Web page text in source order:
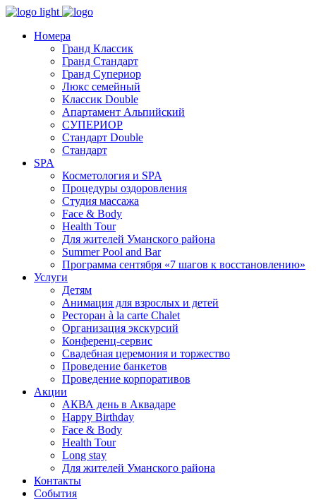
Номера
Гранд Классик
Гранд Стандарт
Гранд Супериор
Люкс семейный
Классик Double
Апартамент Альпийский
СУПЕРИОР
Стандарт Double
Стандарт
SPA
Косметология и SPA
Процедуры оздоровления
Студия массажа
Face & Body
Health Tour
Для жителей Уманского района
Summer Pool and Bar
Программа сентября «7 шагов к восстановлению»
Услуги
Детям
Анимация для взрослых и детей
Ресторан à la carte Chalet
Организация экскурсий
Конференц-сервис
Свадебная церемония и торжество
Проведение банкетов
Проведение корпоративов
Акции
АКВА день в Аквадаре
Happy Birthday
Face & Body
Health Tour
Long stay
Для жителей Уманского района
Контакты
События